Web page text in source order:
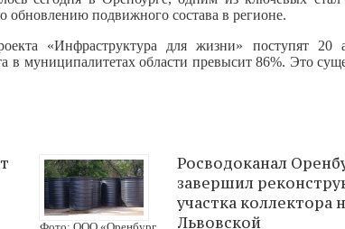
подвижного состава в регионе.
«Инфраструктура для жизни» поступят 20
в муниципалитетах области превысит 86%. Это
Росводоканал
завершил
участка коллектора
Львовской